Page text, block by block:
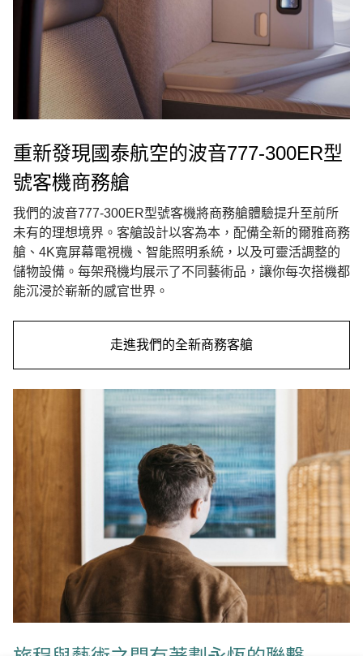
重新發現國泰航空的波音777-300ER型
號客機商務艙
我們的波音777-300ER型號客機將商務艙體驗提升至前所
未有的理想境界。客艙設計以客為本，配備全新的爾雅商務
艙、4K寬屏幕電視機、智能照明系統，以及可靈活調整的
儲物設備。每架飛機均展示了不同藝術品，讓你每次搭機都
能沉浸於嶄新的感官世界。
走進我們的全新商務客艙